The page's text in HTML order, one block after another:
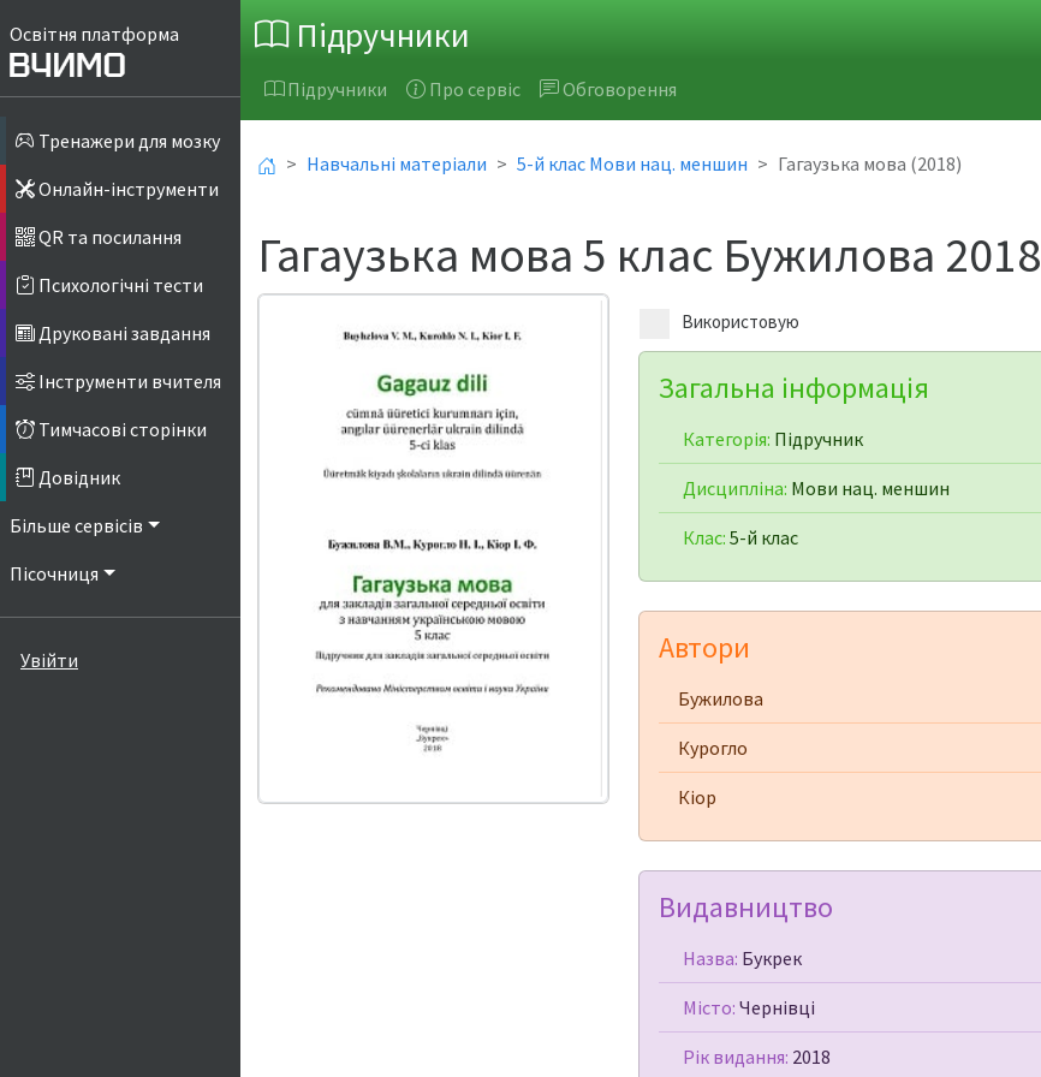
Освітня платформа
Тренажери для мозку
Онлайн-інструменти
QR та посилання
Психологічні тести
Друковані завдання
Інструменти вчителя
Тимчасові сторінки
Довідник
Більше сервісів
Пісочниця
Увійти
Підручники
Підручники Про сервіс Обговорення
Навчальні матеріали 5-й клас Мови нац. меншин Гагаузька мова (2018)
Гагаузька мова 5 клас Бужилова 2018
Використовую
Загальна інформація
Категорія: Підручник
Дисципліна: Мови нац. меншин
Клас: 5-й клас
Автори
Бужилова
Курогло
Кіор
Видавництво
Назва: Букрек
Місто: Чернівці
Рік видання: 2018